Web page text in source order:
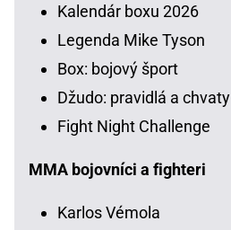
Kalendár boxu 2026
Legenda Mike Tyson
Box: bojový šport
Džudo: pravidlá a chvaty
Fight Night Challenge
MMA bojovníci a fighteri
Karlos Vémola